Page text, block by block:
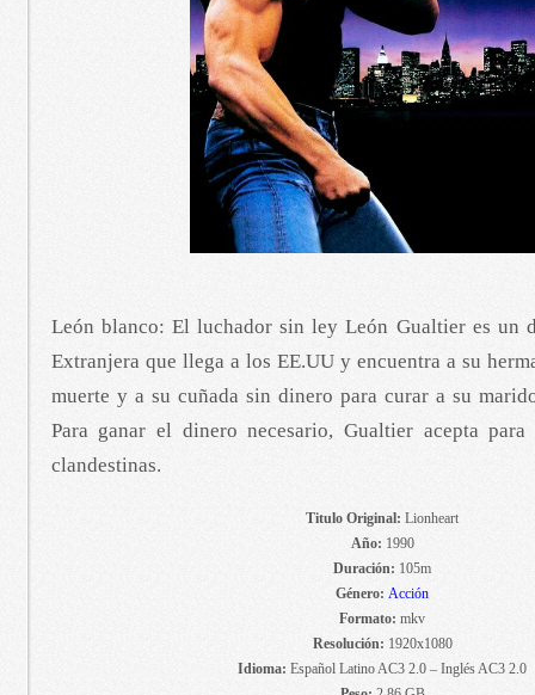
León blanco: El luchador sin ley León Gualtier es un
Extranjera que llega a los EE.UU y encuentra a su
muerte y a su cuñada sin dinero para curar a su
Para ganar el dinero necesario, Gualtier acepta
clandestinas.
Titulo Original: Lionheart
Año: 1990
Duración: 105m
Género: Acción
Formato: mkv
Resolución: 1920x1080
Idioma: Español Latino AC3 2.0 – Inglés AC3 2.0